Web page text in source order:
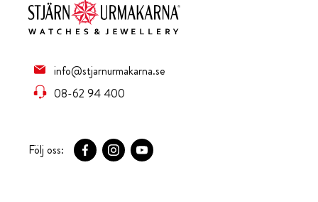
info@stjarnurmakarna.se
08-62 94 400
Följ oss: